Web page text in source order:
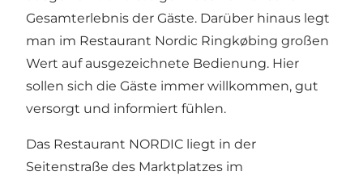
Gesamterlebnis der Gäste. Darüber hinaus legt
man im Restaurant Nordic Ringkøbing großen
Wert auf ausgezeichnete Bedienung. Hier
sollen sich die Gäste immer willkommen, gut
versorgt und informiert fühlen.
Das Restaurant NORDIC liegt in der
Seitenstraße des Marktplatzes im